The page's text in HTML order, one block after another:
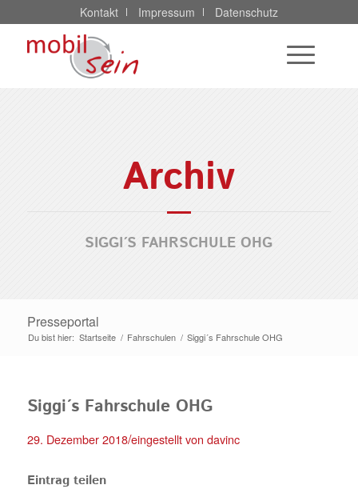
Kontakt Impressum Datenschutz
Archiv
SIGGI´S FAHRSCHULE OHG
Presseportal
Du bist hier: Startseite / Fahrschulen / Siggi´s Fahrschule OHG
Siggi´s Fahrschule OHG
29. Dezember 2018/eingestellt von davinc
Eintrag teilen